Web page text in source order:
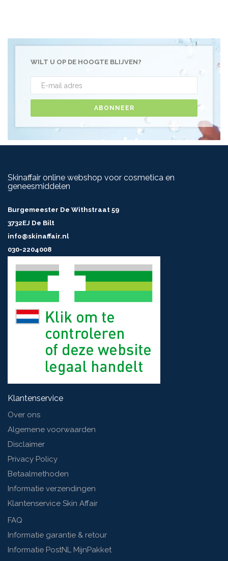
WILT U OP DE HOOGTE BLIJVEN?
ABONNEER
Skinaffair online webshop voor cosmetica en
geneesmiddelen
Burgemeester De Withstraat 59
3732EJ De Bilt
info@skinaffair.nl
030-2204008
Klantenservice
Over ons
Algemene voorwaarden
Disclaimer
Privacy Policy
Betaalmethoden
Informatie verzendingen
Klantenservice Skin Affair
FAQ
Informatie garantie & retour
Informatie PostNL MijnPakket